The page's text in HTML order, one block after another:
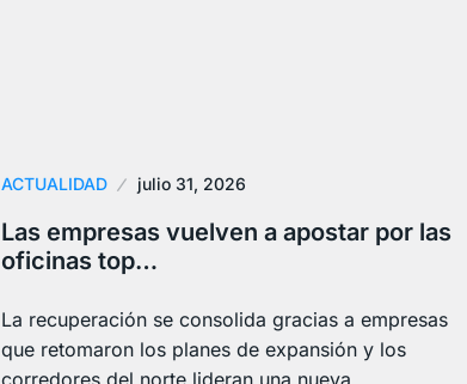
ACTUALIDAD julio 31, 2026
Las empresas vuelven a apostar por las
oficinas top…
La recuperación se consolida gracias a empresas
que retomaron los planes de expansión y los
corredores del norte lideran una nueva…